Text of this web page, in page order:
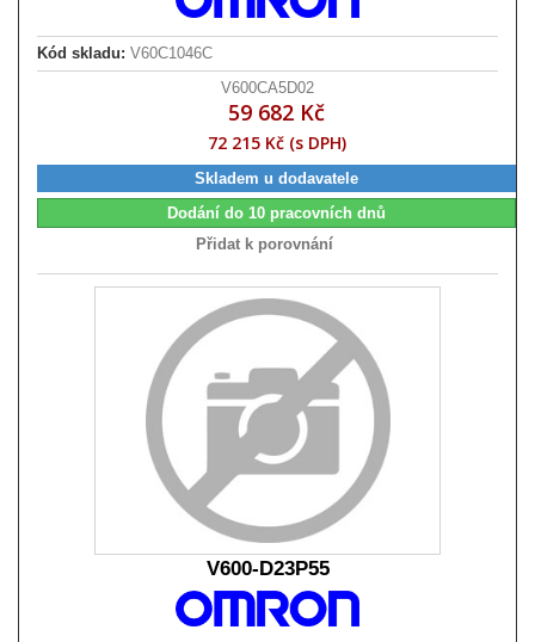
Kód skladu: V60C1046C
V600CA5D02
59 682 Kč
72 215 Kč (s DPH)
Skladem u dodavatele
Dodání do 10 pracovních dnů
Přidat k porovnání
V600-D23P55